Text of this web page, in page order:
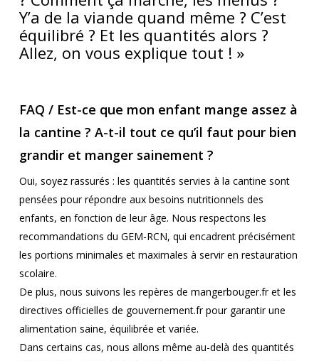
Y’a de la viande quand même ? C’est
équilibré ? Et les quantités alors ?
Allez, on vous explique tout ! »
FAQ / Est-ce que mon enfant mange assez à
la cantine ? A-t-il tout ce qu’il faut pour bien
grandir et manger sainement ?
Oui, soyez rassurés : les quantités servies à la cantine sont
pensées pour répondre aux besoins nutritionnels des
enfants, en fonction de leur âge. Nous respectons les
recommandations du GEM-RCN, qui encadrent précisément
les portions minimales et maximales à servir en restauration
scolaire.
De plus, nous suivons les repères de mangerbouger.fr et les
directives officielles de gouvernement.fr pour garantir une
alimentation saine, équilibrée et variée.
Dans certains cas, nous allons même au-delà des quantités